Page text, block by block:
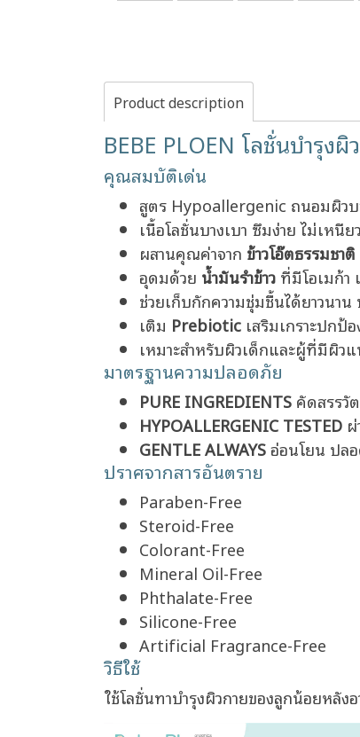
Product description
BEBE PLOEN โลชั่นบำรุ
คุณสมบัติเด่น
สูตร Hypoallergenic ถนอมผิว
เนื้อโลชั่นบางเบา ซึมง่าย ไม่เหนี
ผสานคุณค่าจาก ข้าวโอ๊ตธรรมชาติ
อุดมด้วย น้ำมันรำข้าว ที่มีโอเมก้า
ช่วยเก็บกักความชุ่มชื้นได้ยาวนา
เติม Prebiotic เสริมเกราะปก
เหมาะสำหรับผิวเด็กและผู้ที่มีผิว
มาตรฐานความปลอดภัย
PURE INGREDIENTS คัดสรร
HYPOALLERGENIC TESTED
GENTLE ALWAYSอ่อนโยน ปล
ปราศจากสารอันตราย
Paraben-Free
Steroid-Free
Colorant-Free
Mineral Oil-Free
Phthalate-Free
Silicone-Free
Artificial Fragrance-Free
วิธีใช้
ใช้โลชั่นทาบำรุงผิวกายของลูกน้อยหลั